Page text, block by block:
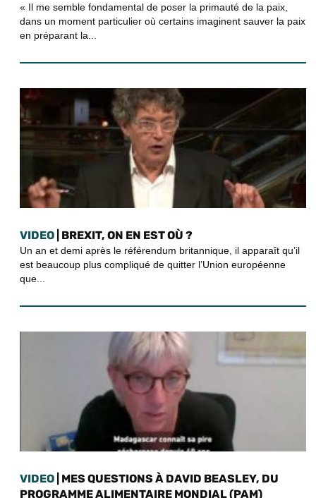
« Il me semble fondamental de poser la primauté de la paix,
dans un moment particulier où certains imaginent sauver la paix
en préparant la...
VIDEO | BREXIT, ON EN EST OÙ ?
Un an et demi après le référendum britannique, il apparaît qu’il
est beaucoup plus compliqué de quitter l’Union européenne
que...
VIDEO | MES QUESTIONS À DAVID BEASLEY, DU
PROGRAMME ALIMENTAIRE MONDIAL (PAM)